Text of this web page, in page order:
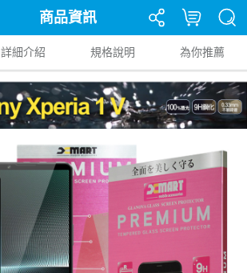
商品資訊
詳細介紹 規格說明 為你推薦